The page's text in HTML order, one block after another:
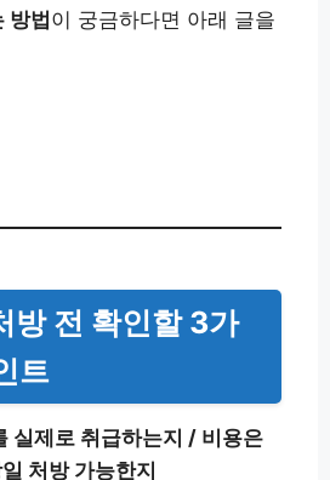
방법 이 궁금하다면 아래 글을
방 전 확인할 3가
트
실제로 취급하는지 / 비용은
처방 가능한지